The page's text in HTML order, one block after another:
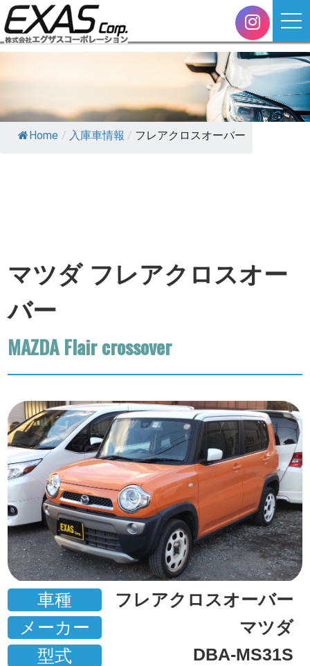
Home / 入庫車情報 / フレアクロスオーバー
マツダ フレアクロスオー
バー
MAZDA Flair crossover
車種
フレアクロスオーバー
メーカー
マツダ
型式
DBA-MS31S